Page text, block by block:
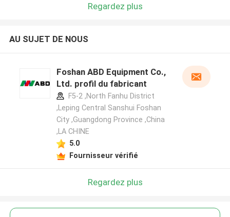
Laisser un message
Nous vous rappellerons bientôt!
Regardez plus
AU SUJET DE NOUS
Foshan ABD Equipment Co.,
Ltd. profil du fabricant
F5-2 ,North Fanhu District
,Leping Central Sanshui Foshan
City ,Guangdong Province ,China
,LA CHINE
5.0
Fournisseur vérifié
Regardez plus